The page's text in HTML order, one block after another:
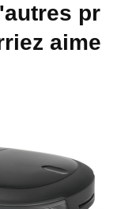
pr
aime